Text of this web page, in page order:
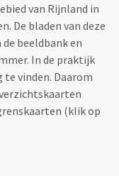
van Rijnland in
De bladen van deze
beeldbank en
In de praktijk
vinden. Daarom
(klik op